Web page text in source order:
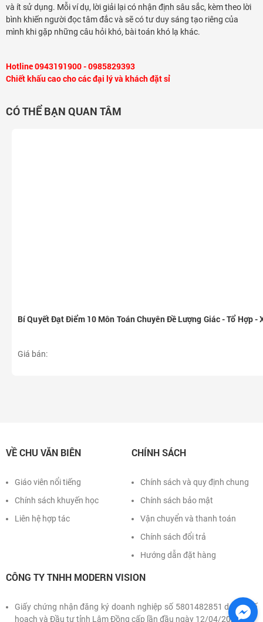
và ít sử dụng. Mỗi ví dụ, lời giải lại có nhận định sâu sắc, kèm theo lời
bình khiến người đọc tâm đắc và sẽ có tư duy sáng tạo riêng của
mình khi gặp những câu hỏi khó, bài toán khó lạ khác.
Hotline 0943191900 - 0985829393
Chiết khấu cao cho các đại lý và khách đặt sỉ
CÓ THỂ BẠN QUAN TÂM
Bí Quyết Đạt Điểm 10 Môn Toán Chuyên Đề Lượng Giác - Tổ Hợp -
Giá bán:
VỀ CHU VĂN BIÊN
Giáo viên nổi tiếng
Chính sách khuyến học
Liên hệ hợp tác
CHÍNH SÁCH
Chính sách và quy định chung
Chính sách bảo mật
Vận chuyển và thanh toán
Chính sách đổi trả
Hướng dẫn đặt hàng
CÔNG TY TNHH MODERN VISION
Giấy chứng nhận đăng ký doanh nghiệp số 5801482851 do Sở Kế
hoạch và Đầu tư tỉnh Lâm Đồng cấp lần đầu ngày 12/04/2022